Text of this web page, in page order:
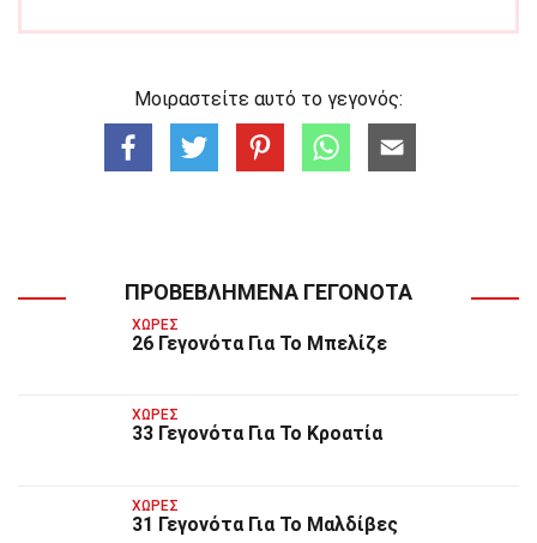
Μοιραστείτε αυτό το γεγονός:
ΠΡΟΒΕΒΛΗΜΈΝΑ ΓΕΓΟΝΌΤΑ
ΧΏΡΕΣ
26 Γεγονότα Για Το Μπελίζε
ΧΏΡΕΣ
33 Γεγονότα Για Το Κροατία
ΧΏΡΕΣ
31 Γεγονότα Για Το Μαλδίβες